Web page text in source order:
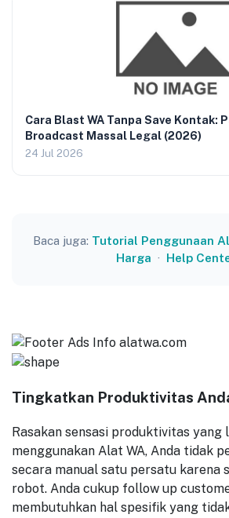
Cara Blast WA Tanpa Save Kontak:
Broadcast Massal Legal (2026)
24 Jul 2026
Baca juga: Tutorial Penggunaan
Harga · Help
Tingkatkan Produktivitas
Rasakan sensasi produktivitas yang
menggunakan Alat WA, Anda tidak
secara manual satu persatu karena
robot. Anda cukup follow up
membutuhkan hal spesifik yang